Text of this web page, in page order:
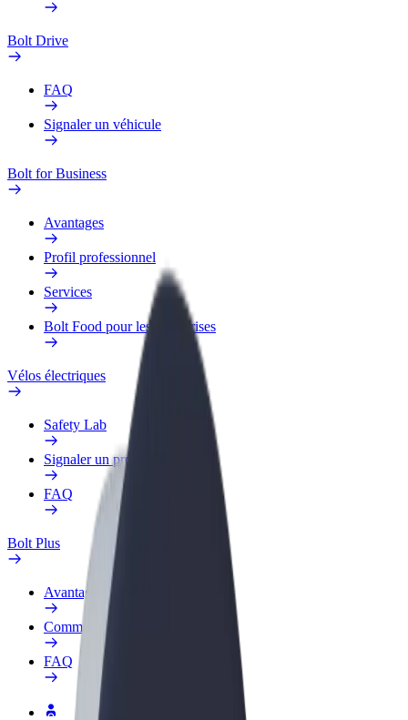
Bolt Drive
FAQ
Signaler un véhicule
Bolt for Business
Avantages
Profil professionnel
Services
Bolt Food pour les entreprises
Vélos électriques
Safety Lab
Signaler un problème
FAQ
Bolt Plus
Avantages
Comment s'inscrire
FAQ